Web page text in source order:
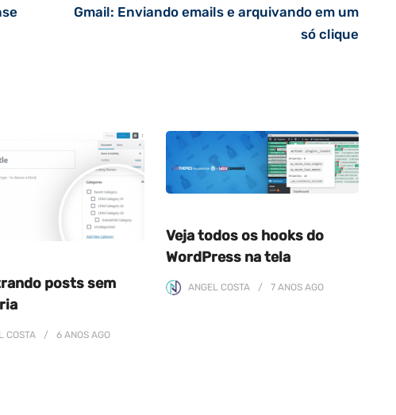
Gmail: Enviando emails e arquivando em um
só clique
posts sem
COSTA 6 ANOS AGO
Veja todos os hooks do
WordPress na tela
ANGEL COSTA 7 ANOS AGO